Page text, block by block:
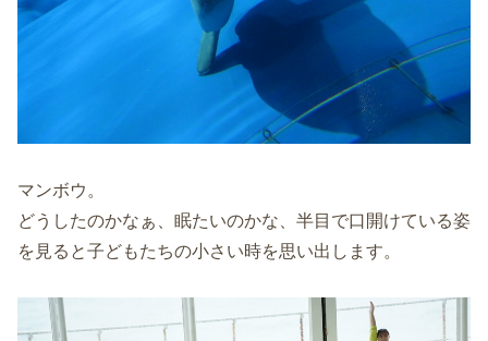
マンボウ。
どうしたのかなぁ、眠たいのかな、半目で口開けている姿
を見ると子どもたちの小さい時を思い出します。